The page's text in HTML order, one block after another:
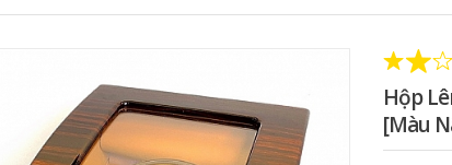
Hộp
[Màu